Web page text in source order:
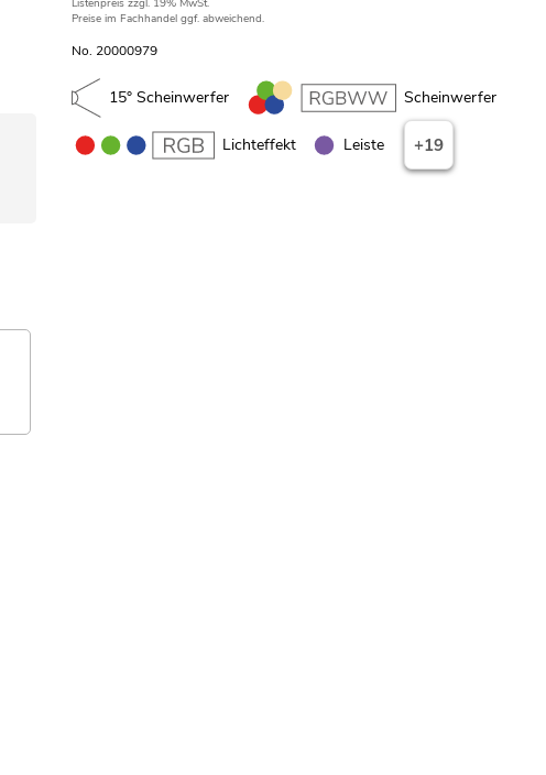
Listenpreis zzgl. 19% MwSt.
Preise im Fachhandel ggf. abweichend.
No. 20000979
15° Scheinwerfer Scheinwerfer
Lichteffekt Leiste +19